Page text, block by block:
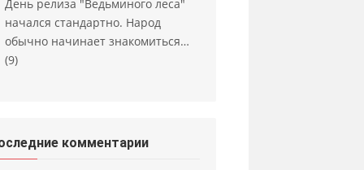
День релиза "Ведьминого леса"
начался стандартно. Народ
обычно начинает знакомиться…
(9)
комментарии